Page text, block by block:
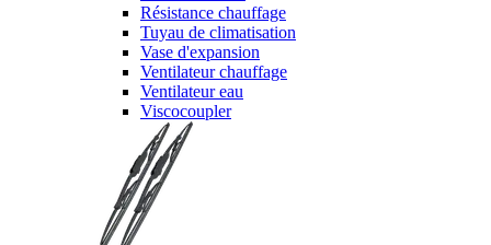
Résistance chauffage
Tuyau de climatisation
Vase d'expansion
Ventilateur chauffage
Ventilateur eau
Viscocoupler